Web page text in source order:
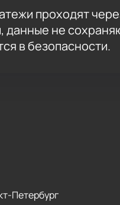
проходят
данные не
в безопасности.
Петербург